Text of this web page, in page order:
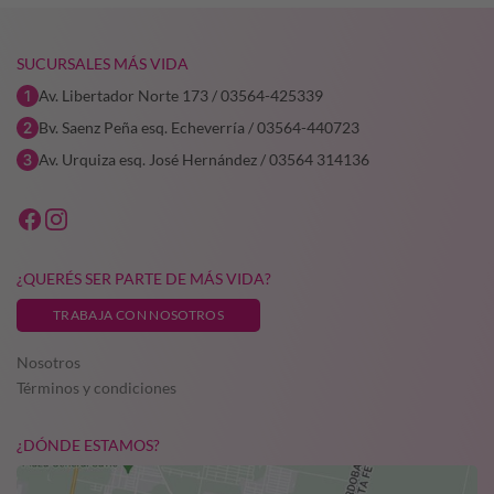
SUCURSALES MÁS VIDA
Av. Libertador Norte 173 / 03564-425339
Bv. Saenz Peña esq. Echeverría / 03564-440723
Av. Urquiza esq. José Hernández / 03564 314136
¿QUERÉS SER PARTE DE MÁS VIDA?
TRABAJA CON NOSOTROS
Nosotros
Términos y condiciones
¿DÓNDE ESTAMOS?